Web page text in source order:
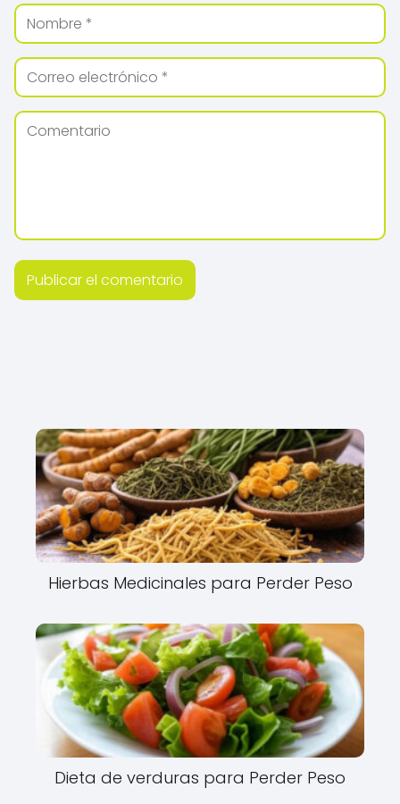
Hierbas Medicinales para Perder Peso
Dieta de verduras para Perder Peso